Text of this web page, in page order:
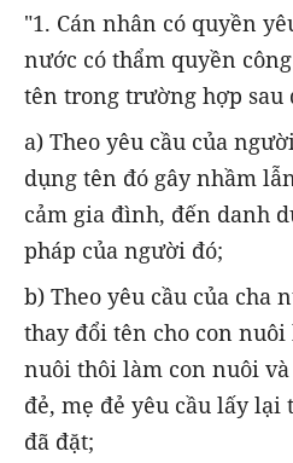
"1. Cán nhân có quyền
nước có thẩm quyền
tên trong trường hợp sau
a) Theo yêu cầu của
dụng tên đó gây nhầm
cảm gia đình, đến danh
pháp của người đó;
b) Theo yêu cầu của cha
thay đổi tên cho con
nuôi thôi làm con nuôi
đẻ, mẹ đẻ yêu cầu lấy lại
đã đặt;